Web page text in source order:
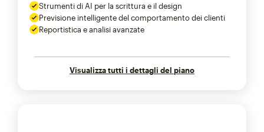
Strumenti di AI per la scrittura e il design
Previsione intelligente del comportamento dei clienti
Reportistica e analisi avanzate
Visualizza tutti i dettagli del piano